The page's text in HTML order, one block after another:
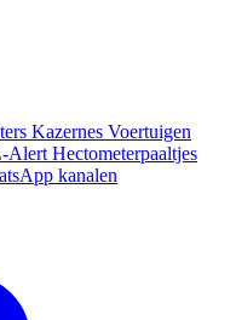
Kazernes Voertuigen
Alert Hectometerpaaltjes
kanalen